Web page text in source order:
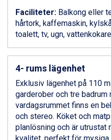
Saalbach från 9.445 kr.
Champoluc från 5.945
Sestriere från 6.945
Wagrain från 7.095 kr.
Ischgl från 11.295 kr.
Val Thorens från
St. Anton från 11.245
Zell am See från
Canazei från 7.195 kr.
Livigno från 5.595 kr.
Ponte di Legno från
Faciliteter: Balkong eller
hårtork, kaffemaskin,
toalett, tv, ugn,
4- rums lägenhet
Exklusiv lägenhet på 110
garderober och tre badrum
vardagsrummet finns en
och stereo. Köket och
planlösning och är utrustat